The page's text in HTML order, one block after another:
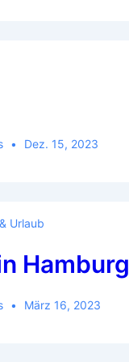
Dez. 15, 2023
Urlaub
Hamburg
März 16, 2023